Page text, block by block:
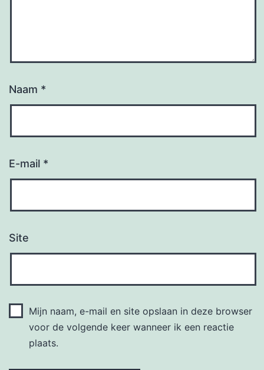
Naam *
E-mail *
Site
Mijn naam, e-mail en site opslaan in deze browser
voor de volgende keer wanneer ik een reactie
plaats.